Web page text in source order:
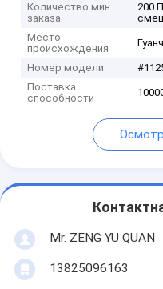
Количество мин
заказа
200
Место
происхождения
Номер модели
Поставка
способности
Mr. ZENG YU QUAN
13825096163